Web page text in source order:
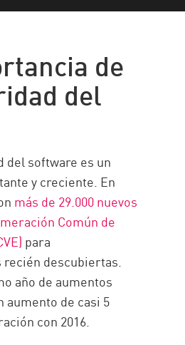
de
del
del software es un
y creciente. En
más de 29.000 nuevos
Común de
para
descubiertas.
año de aumentos
aumento de casi 5
con 2016.